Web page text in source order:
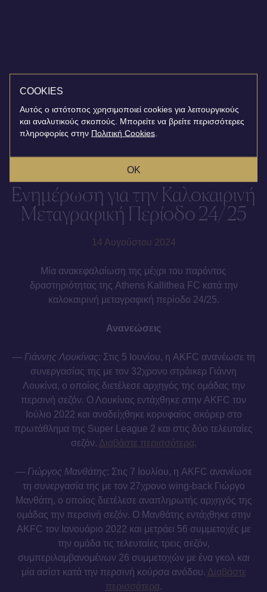
Ενημέρωση για την Καλοκαιρινή
Μεταγραφική Περίοδο 24/25
14 Αυγούστου 2024
Μία ανακεφαλαίωση της μέχρι του παρόντος
δραστηριότητας της Athens Kallithea FC κατά την
καλοκαιρινή μεταγραφική περίοδο 24/25.
Ανανεώσεις
— Γιάννης Λουκίνας: Στις 5 Ιουνίου, η AKFC ανανέωσε τη
συνεργασίας της με τον 32χρονο στράικερ Γιάννη
Λουκίνα, ο οποίος διετέλεσε αρχηγός της ομάδας την
περσινή σεζόν. Ο Λουκίνας εντάχθηκε στην AKFC τον
Ιούλιο 2022 και αναδείχθηκε κορυφαίος σκόρερ στο
πρωτάθλημα της Super League 2 και στις δύο τελευταίες
σεζόν. Διαβάστε περισσότερα.
— Γιώργος Μανθάτης: Στις 7 Ιουλίου, η AKFC ανανέωσε
τη συνεργασία της με τον 27χρονο wing-back Γιώργο
Μανθάτη, ο οποίος διετέλεσε αναπληρωτής αρχηγός της
ομάδας την περσινή σεζόν. Ο Μανθάτης εντάχθηκε στην
AKFC τον Ιανουάριο 2022 και μετράει 56 συμμετοχές με
την ομάδα τις τελευταίες τρεις σεζόν,
συμπεριλαμβανομένων 26 συμμετοχών με ένα γκολ και
μία ασίστ κατά την περσινή κούρσα ανόδου. Διαβάστε
περισσότερα.
COOKIES
Αυτός ο ιστότοπος χρησιμοποιεί cookies για λειτουργικούς
και αναλυτικούς σκοπούς. Μπορείτε να βρείτε περισσότερες
πληροφορίες στην Πολιτική Cookies
OK